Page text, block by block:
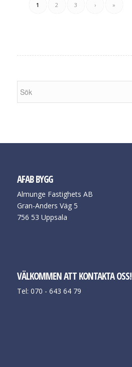
1 2 3 › »
AFAB BYGG
Almunge Fastighets AB
Gran-Anders Väg 5
756 53 Uppsala
VÄLKOMMEN ATT KONTAKTA OSS!
Tel: 070 - 643 64 79